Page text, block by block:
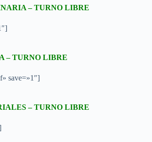
– TURNO LIBRE
– TURNO LIBRE
save=»1″]
– TURNO LIBRE